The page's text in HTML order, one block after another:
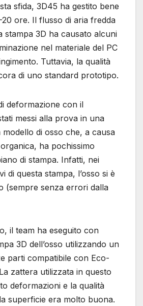
sfida, 3D45 ha gestito bene
ore. Il flusso di aria fredda
stampa 3D ha causato alcuni
nel materiale del PC
Tuttavia, la qualità
di uno standard prototipo.
deformazione con il
messi alla prova in una
modello di osso che, a causa
ha pochissimo
di stampa. Infatti, nei
di questa stampa, l’osso si è
(sempre senza errori dalla
il team ha eseguito con
3D dell’osso utilizzando un
parti compatibile con Eco-
zattera utilizzata in questo
deformazioni e la qualità
superficie era molto buona.